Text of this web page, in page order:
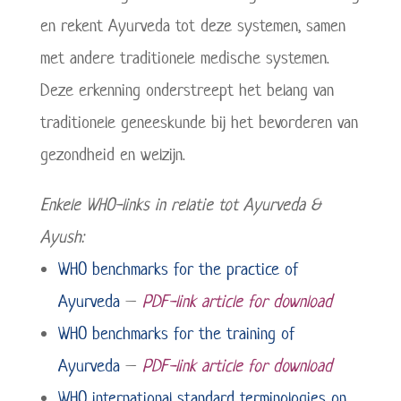
en rekent Ayurveda tot deze systemen, samen
met andere traditionele medische systemen.
Deze erkenning onderstreept het belang van
traditionele geneeskunde bij het bevorderen van
gezondheid en welzijn.
Enkele WHO-links in relatie tot Ayurveda &
Ayush:
WHO benchmarks for the practice of
Ayurveda – PDF-link article for download
WHO benchmarks for the training of
Ayurveda– PDF-link article for download